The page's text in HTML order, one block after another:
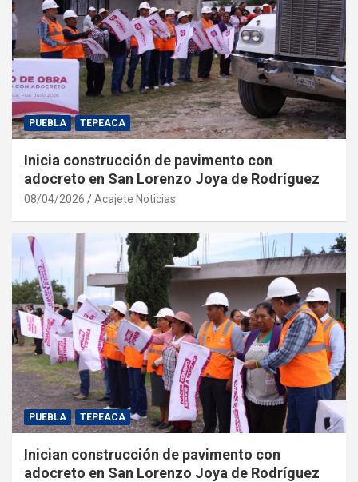
PUEBLA TEPEACA
Inicia construcción de pavimento con
adocreto en San Lorenzo Joya de Rodríguez
08/04/2026 Acajete Noticias
PUEBLA TEPEACA
Inician construcción de pavimento con
adocreto en San Lorenzo Joya de Rodríguez